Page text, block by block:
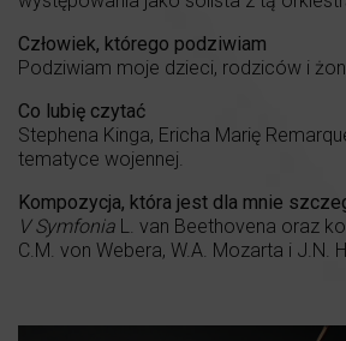
Człowiek, którego podziwiam
Podziwiam moje dzieci, rodziców i
Co lubię czytać
Stephena Kinga, Ericha Marię
tematyce wojennej.
Kompozycja, która jest dla mnie
V Symfonia L. van Beethovena oraz
C.M. von Webera, W.A. Mozarta i J.N.